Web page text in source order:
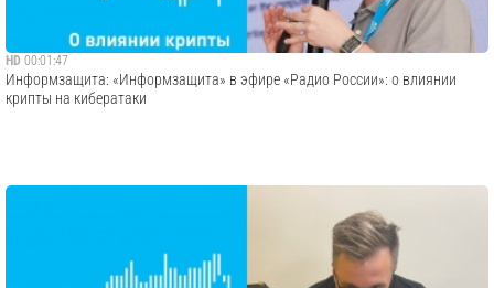
HD 00:01:47
Информзащита: «Информзащита» в эфире «Радио России»: о влиянии
крипты на кибератаки